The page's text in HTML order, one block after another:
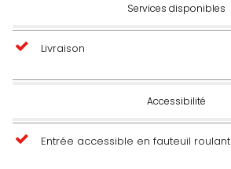
Services disponibles
Livraison
Accessibilité
Entrée accessible en fauteuil roulant